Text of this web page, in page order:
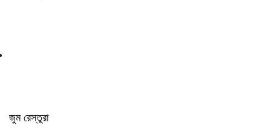
জুম রেস্তুরা